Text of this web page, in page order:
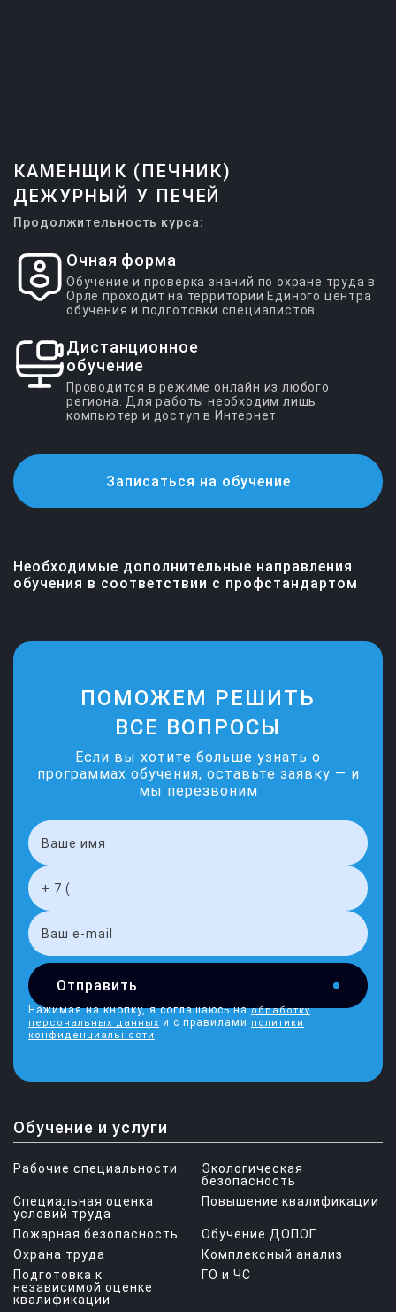
КАМЕНЩИК (ПЕЧНИК)
ДЕЖУРНЫЙ У ПЕЧЕЙ
Продолжительность курса:
Очная форма
Обучение и проверка знаний по охране труда в
Орле проходит на территории Единого центра
обучения и подготовки специалистов
Дистанционное
обучение
Проводится в режиме онлайн из любого
региона. Для работы необходим лишь
компьютер и доступ в Интернет
Записаться на обучение
Необходимые дополнительные направления
обучения в соответствии с профстандартом
ПОМОЖЕМ РЕШИТЬ
ВСЕ ВОПРОСЫ
Если вы хотите больше узнать о
программах обучения, оставьте заявку — и
мы перезвоним
Отправить
Нажимая на кнопку, я соглашаюсь наобработку
персональных данных и с правилами политики
конфиденциальности
Обучение и услуги
Рабочие специальности
Экологическая
безопасность
Специальная оценка
условий труда
Повышение квалификации
Пожарная безопасность
Обучение ДОПОГ
Охрана труда
Комплексный анализ
Подготовка к
независимой оценке
квалификации
ГО и ЧС
По вопросам обучения
+7 (8452) 42-77-01
Электронная почта
saratov@ecoips.ru